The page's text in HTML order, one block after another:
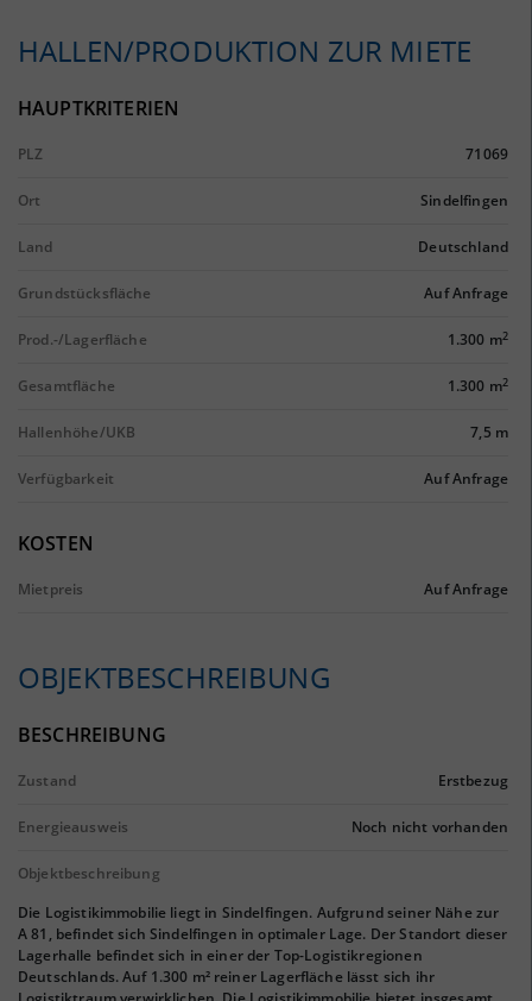
HALLEN/PRODUKTION ZUR MIETE
HAUPTKRITERIEN
PLZ 71069
Ort Sindelfingen
Land Deutschland
Grundstücksfläche Auf Anfrage
Prod.-/Lagerfläche 1.300 m2
Gesamtfläche 1.300 m2
Hallenhöhe/UKB 7,5 m
Verfügbarkeit Auf Anfrage
KOSTEN
Mietpreis Auf Anfrage
OBJEKTBESCHREIBUNG
BESCHREIBUNG
Zustand Erstbezug
Energieausweis Noch nicht vorhanden
Objektbeschreibung
Die Logistikimmobilie liegt in Sindelfingen. Aufgrund seiner Nähe zur
A 81, befindet sich Sindelfingen in optimaler Lage. Der Standort dieser
Lagerhalle befindet sich in einer der Top-Logistikregionen
Deutschlands. Auf 1.300 m² reiner Lagerfläche lässt sich ihr